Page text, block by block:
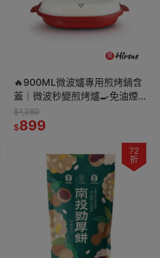
🔥900ML微波爐專用煎烤鍋含
蓋｜微波秒變煎烤爐🍳免油煙
｜煎烤蒸炒4合1料理鍋✨
$1,280
$899
72
折